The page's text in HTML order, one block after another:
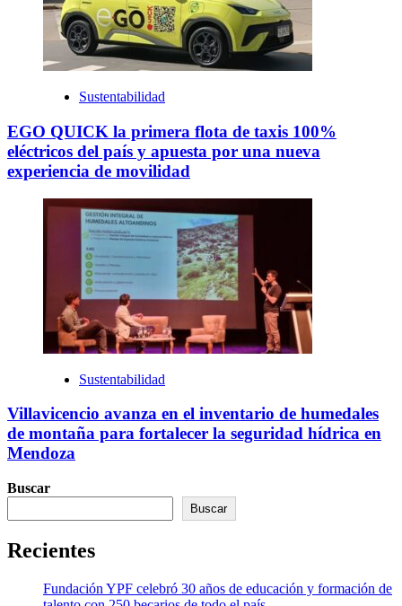
Sustentabilidad
EGO QUICK la primera flota de taxis 100%
eléctricos del país y apuesta por una nueva
experiencia de movilidad
Sustentabilidad
Villavicencio avanza en el inventario de humedales
de montaña para fortalecer la seguridad hídrica en
Mendoza
Buscar
Buscar
Recientes
Fundación YPF celebró 30 años de educación y formación de